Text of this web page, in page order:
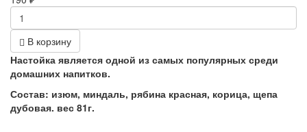
В корзину
Настойка является одной из самых популярных среди
домашних напитков.
Состав: изюм, миндаль, рябина красная, корица, щепа
дубовая. вес 81г.